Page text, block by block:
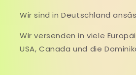
Wir sind in Deutschland
Wir versenden in viele
USA, Canada und die